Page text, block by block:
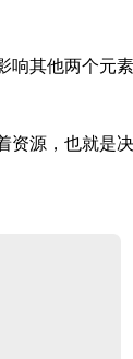
其他两个元素
源，也就是